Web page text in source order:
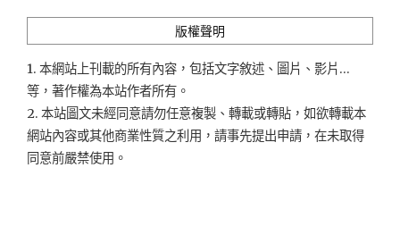
版權聲明
1. 本網站上刊載的所有內容，包括文字敘述、圖片、影片...
等，著作權為本站作者所有。
2. 本站圖文未經同意請勿任意複製、轉載或轉貼，如欲轉載本
網站內容或其他商業性質之利用，請事先提出申請，在未取得
同意前嚴禁使用。